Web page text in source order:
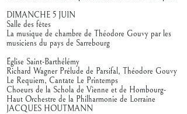
DIMANCHE 5 JUIN
Salle des fêtes
La musique de chambre de Théodore Gouvy par les
musiciens du pays de Sarrebourg
Église Saint-Barthélémy
Richard Wagner Prélude de Parsifal, Théodore Gouvy
Le Requiem, Cantate Le Printemps
Choeurs de la Schola de Vienne et de Hombourg-
Haut Orchestre de la Philharmonie de Lorraine
JACQUES HOUTMANN